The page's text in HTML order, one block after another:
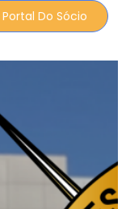
Portal Do Sócio